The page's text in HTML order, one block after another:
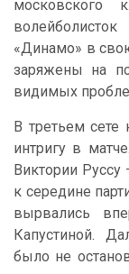
московского
«Динамо» в
заряжены на
видимых
В третьем сете
интригу в
Виктории Руссу
к середине
вырвались
Капустиной.
было не